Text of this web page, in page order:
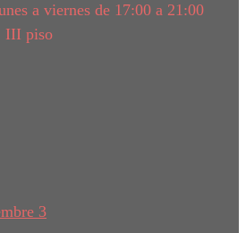
a viernes de 17:00 a 21:00
III piso